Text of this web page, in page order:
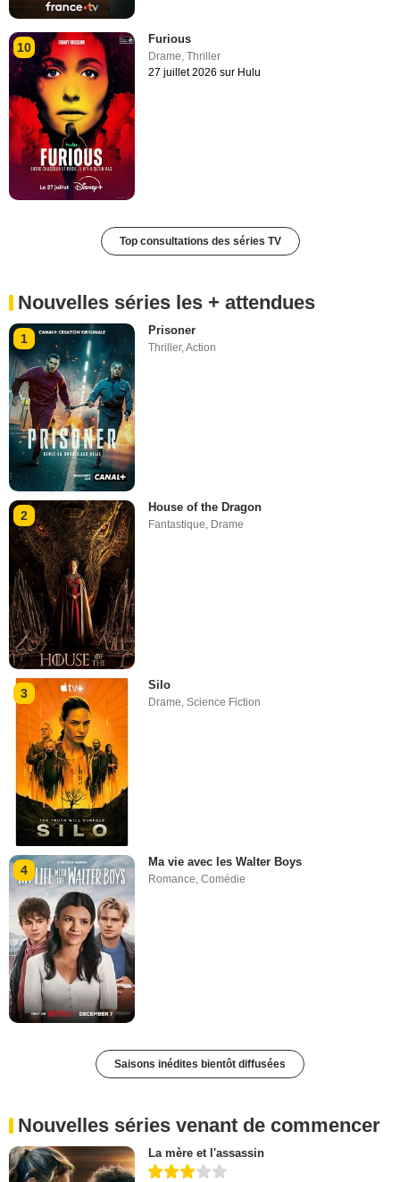
10
Furious
Drame ,Thriller
27 juillet 2026 sur Hulu
Top consultations des séries TV
Nouvelles séries les + attendues
1
Prisoner
Thriller,Action
2
House of the Dragon
Fantastique, Drame
3
Silo
Drame ,Science Fiction
4
Ma vie avec les Walter Boys
Romance,Comédie
Saisons inédites bientôt diffusées
Nouvelles séries venant de commencer
La mère et l'assassin